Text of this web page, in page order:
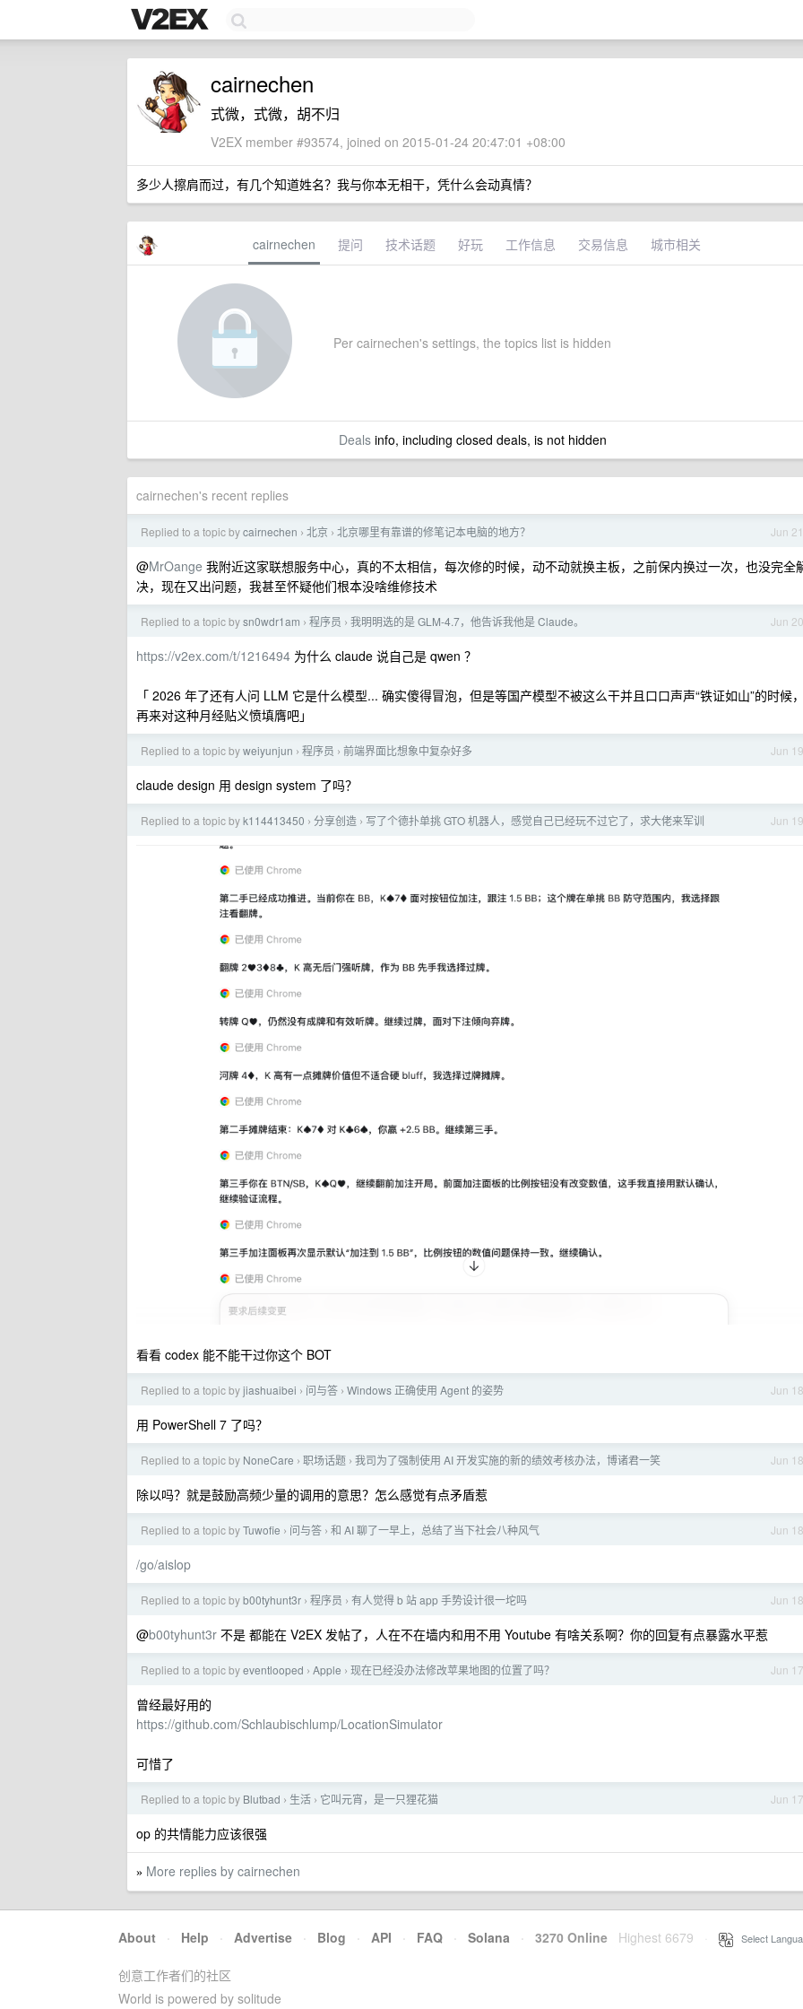
cairnechen
式微，式微，胡不归
V2EX member #93574, joined on 2015-01-24 20:47:01 +08:00
多少人擦肩而过，有几个知道姓名？我与你本无相干，凭什么会动真情？
cairnechen 提问 技术话题 好玩 工作信息 交易信息 城市相关
Per cairnechen's settings, the topics list is hidden
Dealsinfo, including closed deals, is not hidden
cairnechen's recent replies
Jun 21
Replied to a topic bycairnechen › 北京 › 北京哪里有靠谱的修笔记本电脑的地方？
@MrOange 我附近这家联想服务中心，真的不太相信，每次修的时候，动不动就换主板，之前保内换过一次，也没完全
决，现在又出问题，我甚至怀疑他们根本没啥维修技术
Jun 20
Replied to a topic bysn0wdr1am › 程序员 › 我明明选的是 GLM-4.7，他告诉我他是 Claude。
https://v2ex.com/t/1216494 为什么 claude 说自己是 qwen ？
「 2026 年了还有人问 LLM 它是什么模型... 确实傻得冒泡，但是等国产模型不被这么干并且口口声声“铁证如山”的时候
再来对这种月经贴义愤填膺吧」
Jun 19
Replied to a topic byweiyunjun › 程序员 › 前端界面比想象中复杂好多
claude design 用 design system 了吗？
Jun 19
Replied to a topic byk114413450 › 分享创造 › 写了个德扑单挑 GTO 机器人，感觉自己已经玩不过它了，求大佬来军训
看看 codex 能不能干过你这个 BOT
Jun 18
Replied to a topic byjiashuaibei › 问与答 › Windows 正确使用 Agent 的姿势
用 PowerShell 7 了吗？
Jun 18
Replied to a topic by NoneCare › 职场话题 › 我司为了强制使用 AI 开发实施的新的绩效考核办法，博诸君一笑
除以吗？就是鼓励高频少量的调用的意思？怎么感觉有点矛盾惹
Jun 18
Replied to a topic byTuwofie › 问与答 › 和 AI 聊了一早上，总结了当下社会八种风气
/go/aislop
Jun 18
Replied to a topic byb00tyhunt3r › 程序员 › 有人觉得 b 站 app 手势设计很一坨吗
@b00tyhunt3r 不是 都能在 V2EX 发帖了，人在不在墙内和用不用 Youtube 有啥关系啊？你的回复有点暴露水平惹
Jun 17
Replied to a topic byeventlooped › Apple › 现在已经没办法修改苹果地图的位置了吗？
曾经最好用的
https://github.com/Schlaubischlump/LocationSimulator
可惜了
Jun 17
Replied to a topic by Blutbad › 生活 › 它叫元宵，是一只狸花猫
op 的共情能力应该很强
» More replies by cairnechen
About · Help · Advertise · Blog · API · FAQ · Solana · 3270 Online Highest 6679 Select
创意工作者们的社区
World is powered by solitude